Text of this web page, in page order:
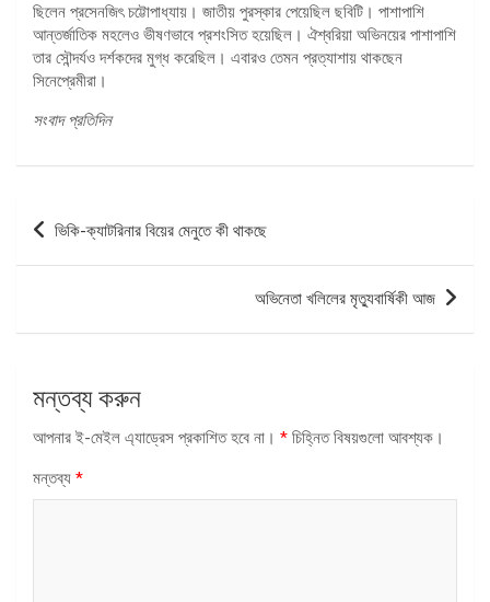
ছিলেন প্রসেনজিৎ চট্টোপাধ্যায়। জাতীয় পুরস্কার পেয়েছিল ছবিটি। পাশাপাশি
আন্তর্জাতিক মহলেও ভীষণভাবে প্রশংসিত হয়েছিল। ঐশ্বরিয়া অভিনয়ের পাশাপাশি
তার সৌন্দর্যও দর্শকদের মুগ্ধ করেছিল। এবারও তেমন প্রত্যাশায় থাকছেন
সিনেপ্রেমীরা।
সংবাদ প্রতিদিন
পোস্ট
ন্যাভিগেশন
ভিকি-ক্যাটরিনার বিয়ের মেনুতে কী থাকছে
অভিনেতা খলিলের মৃত্যুবার্ষিকী আজ
মন্তব্য করুন
আপনার ই-মেইল এ্যাড্রেস প্রকাশিত হবে না। * চিহ্নিত বিষয়গুলো আবশ্যক।
মন্তব্য *